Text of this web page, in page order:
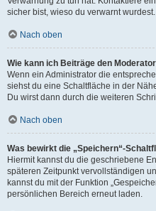
sicher bist, wieso du verwarnt wurdest.
Nach oben
Wie kann ich Beiträge den
Wenn ein Administrator die
siehst du eine Schaltfläche in der
Du wirst dann durch die weiteren
Nach oben
Was bewirkt die „Speichern“-
Hiermit kannst du die geschriebene
späteren Zeitpunkt vervollständigen
kannst du mit der Funktion
persönlichen Bereich erneut laden.